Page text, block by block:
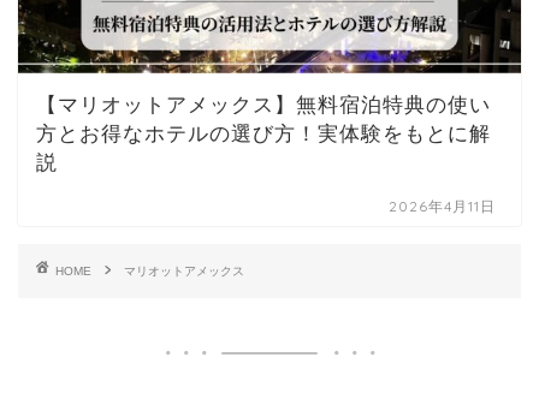
【マリオットアメックス】無料宿泊特典の使い
方とお得なホテルの選び方！実体験をもとに解
説
2026年4月11日
HOME マリオットアメックス